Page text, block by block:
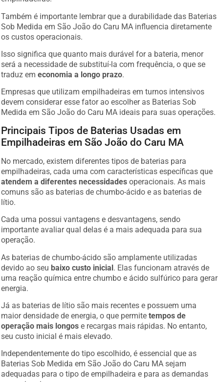
Também é importante lembrar que a durabilidade das Baterias
Sob Medida em São João do Caru MA influencia diretamente
os custos operacionais.
Isso significa que quanto mais durável for a bateria, menor
será a necessidade de substituí-la com frequência, o que se
traduz emeconomia a longo prazo.
Empresas que utilizam empilhadeiras em turnos intensivos
devem considerar esse fator ao escolher as Baterias Sob
Medida em São João do Caru MA ideais para suas operações.
Principais Tipos de Baterias Usadas em
Empilhadeiras em São João do Caru MA
No mercado, existem diferentes tipos de baterias para
empilhadeiras, cada uma com características específicas que
atendem a diferentes necessidades operacionais. As mais
comuns são as baterias de chumbo-ácido e as baterias de
lítio.
Cada uma possui vantagens e desvantagens, sendo
importante avaliar qual delas é a mais adequada para sua
operação.
As baterias de chumbo-ácido são amplamente utilizadas
devido ao seu baixo custo inicial. Elas funcionam através de
uma reação química entre chumbo e ácido sulfúrico para gerar
energia.
Já as baterias de lítio são mais recentes e possuem uma
maior densidade de energia, o que permitetempos de
operação mais longos e recargas mais rápidas. No entanto,
seu custo inicial é mais elevado.
Independentemente do tipo escolhido, é essencial que as
Baterias Sob Medida em São João do Caru MA sejam
adequadas para o tipo de empilhadeira e para as demandas